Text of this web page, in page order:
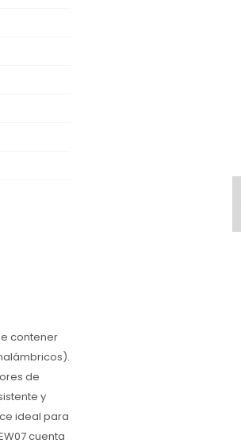
contener
de
y
ideal para
cuenta